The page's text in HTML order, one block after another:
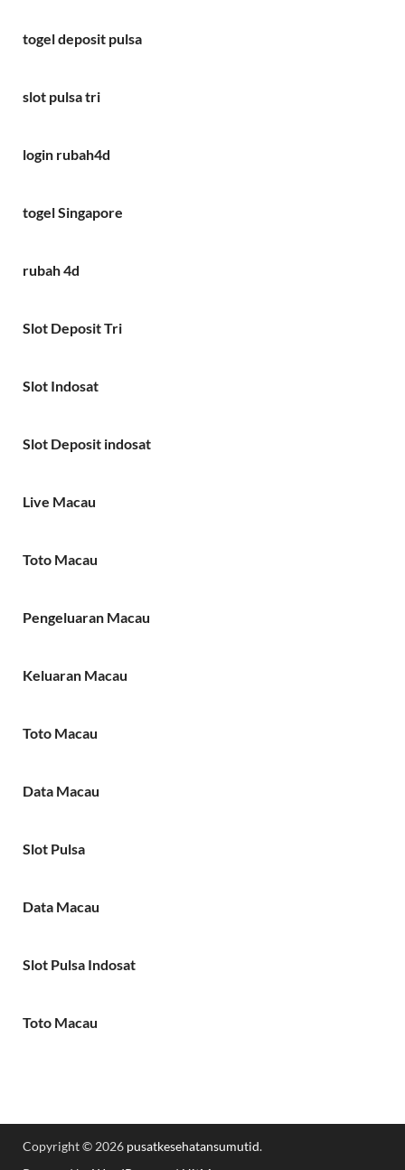
togel deposit pulsa
slot pulsa tri
login rubah4d
togel Singapore
rubah 4d
Slot Deposit Tri
Slot Indosat
Slot Deposit indosat
Live Macau
Toto Macau
Pengeluaran Macau
Keluaran Macau
Toto Macau
Data Macau
Slot Pulsa
Data Macau
Slot Pulsa Indosat
Toto Macau
Copyright © 2026 pusatkesehatansumutid.